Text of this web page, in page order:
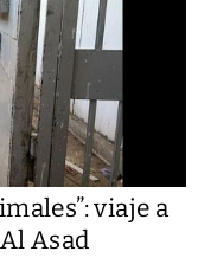
viaje a
Asad